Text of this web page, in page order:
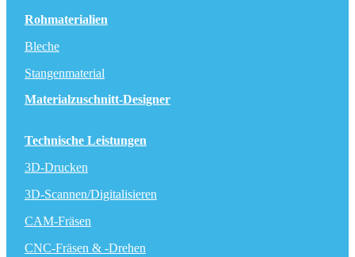
Rohmaterialien
Bleche
Stangenmaterial
Materialzuschnitt-Designer
Technische Leistungen
3D-Drucken
3D-Scannen/Digitalisieren
CAM-Fräsen
CNC-Fräsen & -Drehen